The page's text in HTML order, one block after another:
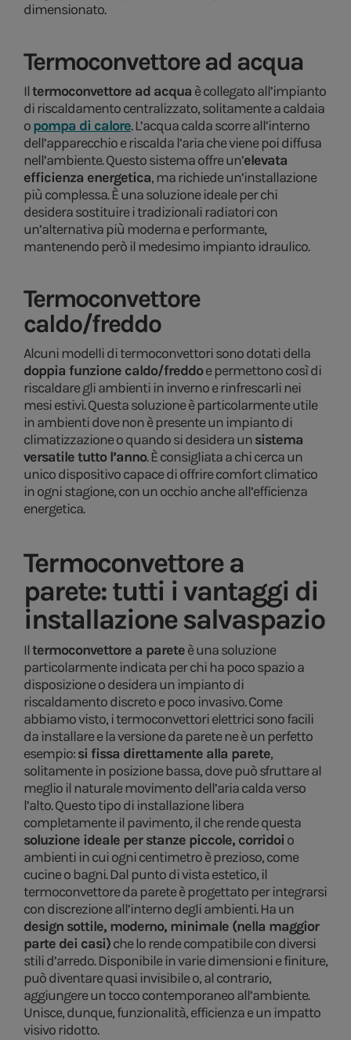
dimensionato.
Termoconvettore ad acqua
Iltermoconvettore ad acqua è collegato all’impianto
di riscaldamento centralizzato, solitamente a caldaia
opompa di calore. L’acqua calda scorre all’interno
dell’apparecchio e riscalda l’aria che viene poi diffusa
nell’ambiente. Questo sistema offre un’elevata
efficienza energetica, ma richiede un’installazione
più complessa. È una soluzione ideale per chi
desidera sostituire i tradizionali radiatori con
un’alternativa più moderna e performante,
mantenendo però il medesimo impianto idraulico.
Termoconvettore
caldo/freddo
Alcuni modelli di termoconvettori sono dotati della
doppia funzione caldo/freddoe permettono così di
riscaldare gli ambienti in inverno e rinfrescarli nei
mesi estivi. Questa soluzione è particolarmente utile
in ambienti dove non è presente un impianto di
climatizzazione o quando si desidera unsistema
versatile tutto l’anno. È consigliata a chi cerca un
unico dispositivo capace di offrire comfort climatico
in ogni stagione, con un occhio anche all’efficienza
energetica.
Termoconvettore a
parete: tutti i vantaggi di
installazione salvaspazio
Iltermoconvettore a pareteè una soluzione
particolarmente indicata per chi ha poco spazio a
disposizione o desidera un impianto di
riscaldamento discreto e poco invasivo. Come
abbiamo visto, i termoconvettori elettrici sono facili
da installare e la versione da parete ne è un perfetto
esempio:si fissa direttamente alla parete,
solitamente in posizione bassa, dove può sfruttare al
meglio il naturale movimento dell’aria calda verso
l’alto. Questo tipo di installazione libera
completamente il pavimento, il che rende questa
soluzione ideale per stanze piccole, corridoi o
ambienti in cui ogni centimetro è prezioso, come
cucine o bagni. Dal punto di vista estetico, il
termoconvettore da parete è progettato per integrarsi
con discrezione all’interno degli ambienti. Ha un
design sottile, moderno, minimale (nella maggior
parte dei casi)che lo rende compatibile con diversi
stili d’arredo. Disponibile in varie dimensioni e finiture,
può diventare quasi invisibile o, al contrario,
aggiungere un tocco contemporaneo all’ambiente.
Unisce, dunque, funzionalità, efficienza e un impatto
visivo ridotto.